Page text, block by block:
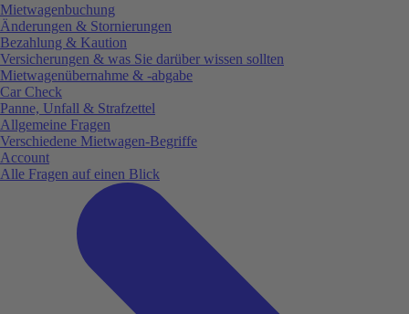
Mietwagenbuchung
Änderungen & Stornierungen
Bezahlung & Kaution
Versicherungen & was Sie darüber wissen sollten
Mietwagenübernahme & -abgabe
Car Check
Panne, Unfall & Strafzettel
Allgemeine Fragen
Verschiedene Mietwagen-Begriffe
Account
Alle Fragen auf einen Blick